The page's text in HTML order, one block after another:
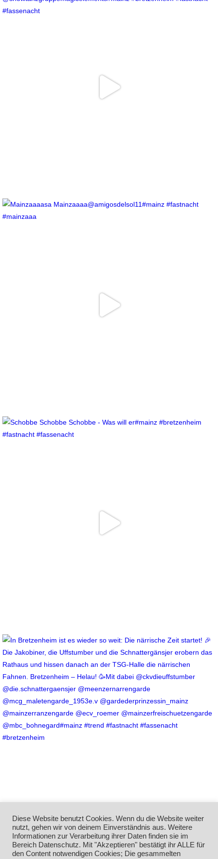
Diese Website benutzt Cookies. Wenn du die Website weiter
nutzt, gehen wir von deinem Einverständnis aus. Weitere
Informationen zur Verarbeitung ihrer Daten finden sie im
Bereich Datenschutz. Mit "Akzeptieren" bestätigt ihr ALLE für
den Content notwendigen Cookies; Die gesammelten